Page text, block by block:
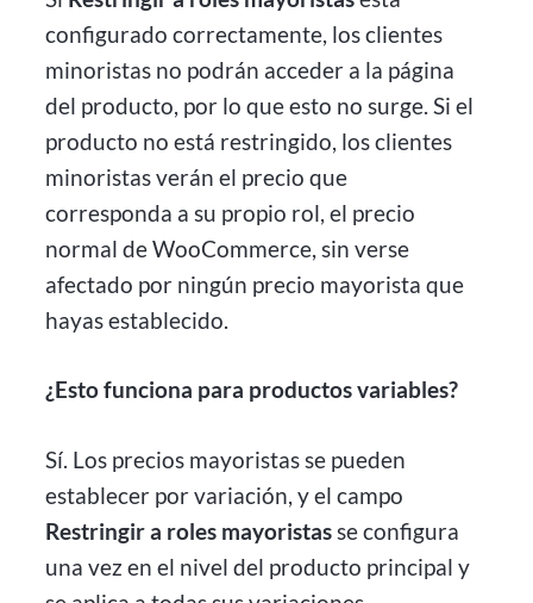
configurado correctamente, los clientes
minoristas no podrán acceder a la página
del producto, por lo que esto no surge. Si el
producto no está restringido, los clientes
minoristas verán el precio que
corresponda a su propio rol, el precio
normal de WooCommerce, sin verse
afectado por ningún precio mayorista que
hayas establecido.
¿Esto funciona para productos variables?
Sí. Los precios mayoristas se pueden
establecer por variación, y el campo
Restringir a roles mayoristasse configura
una vez en el nivel del producto principal y